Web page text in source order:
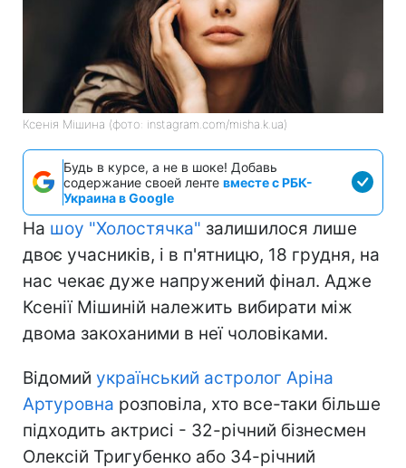
Ксенія Мішина (фото: instagram.com/misha.k.ua)
Будь в курсе, а не в шоке! Добавь
содержание своей ленте вместе с РБК-
Украина в Google
На шоу "Холостячка" залишилося лише
двоє учасників, і в п'ятницю, 18 грудня, на
нас чекає дуже напружений фінал. Адже
Ксенії Мішиній належить вибирати між
двома закоханими в неї чоловіками.
Відомий український астролог Аріна
Артуровна розповіла, хто все-таки більше
підходить актрисі - 32-річний бізнесмен
Олексій Тригубенко або 34-річний